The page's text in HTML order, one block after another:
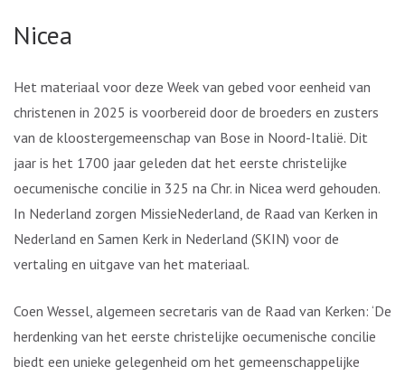
Nicea
Het materiaal voor deze Week van gebed voor eenheid van
christenen in 2025 is voorbereid door de broeders en zusters
van de kloostergemeenschap van Bose in Noord-Italië. Dit
jaar is het 1700 jaar geleden dat het eerste christelijke
oecumenische concilie in 325 na Chr. in Nicea werd gehouden.
In Nederland zorgen MissieNederland, de Raad van Kerken in
Nederland en Samen Kerk in Nederland (SKIN) voor de
vertaling en uitgave van het materiaal.
Coen Wessel, algemeen secretaris van de Raad van Kerken: ‘De
herdenking van het eerste christelijke oecumenische concilie
biedt een unieke gelegenheid om het gemeenschappelijke